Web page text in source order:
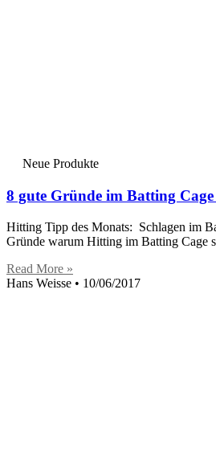
Neue Produkte
8 gute Gründe im Batting Cage
Hitting Tipp des Monats: Schlagen im
Gründe warum Hitting im Batting Cage
Read More »
Hans Weisse
10/06/2017